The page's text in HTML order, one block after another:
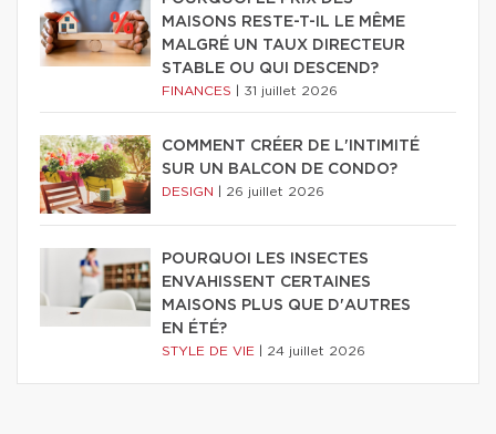
MAISONS RESTE-T-IL LE MÊME
MALGRÉ UN TAUX DIRECTEUR
STABLE OU QUI DESCEND?
FINANCES 31 juillet 2026
COMMENT CRÉER DE L'INTIMITÉ
SUR UN BALCON DE CONDO?
DESIGN 26 juillet 2026
POURQUOI LES INSECTES
ENVAHISSENT CERTAINES
MAISONS PLUS QUE D'AUTRES
EN ÉTÉ?
STYLE DE VIE 24 juillet 2026